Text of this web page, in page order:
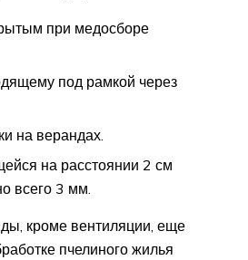
при медосборе
под рамкой через
на верандах.
на расстоянии 2 см
всего 3 мм.
кроме вентиляции, еще
пчелиного жилья